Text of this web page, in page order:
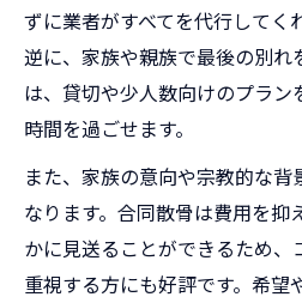
ずに業者がすべてを代行してく
逆に、家族や親族で最後の別れ
は、貸切や少人数向けのプラン
時間を過ごせます。
また、家族の意向や宗教的な背
なります。合同散骨は費用を抑
かに見送ることができるため、
重視する方にも好評です。希望